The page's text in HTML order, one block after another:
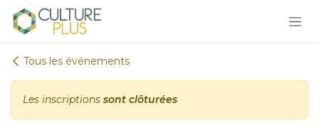
Se rendre au contenu
Tous les événements
Les inscriptions sont clôturées